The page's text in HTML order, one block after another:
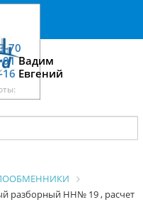
70
01Вадим
Евгений
разборный HH№ 19 , расчет